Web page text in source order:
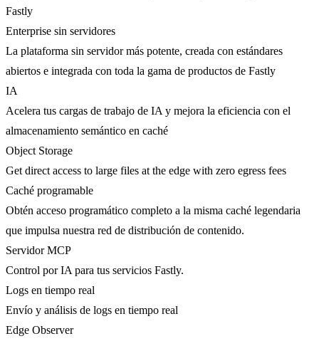
Fastly
Enterprise sin servidores
La plataforma sin servidor más potente, creada con estándares
abiertos e integrada con toda la gama de productos de Fastly
IA
Acelera tus cargas de trabajo de IA y mejora la eficiencia con el
almacenamiento semántico en caché
Object Storage
Get direct access to large files at the edge with zero egress fees
Caché programable
Obtén acceso programático completo a la misma caché legendaria
que impulsa nuestra red de distribución de contenido.
Servidor MCP
Control por IA para tus servicios Fastly.
Logs en tiempo real
Envío y análisis de logs en tiempo real
Edge Observer